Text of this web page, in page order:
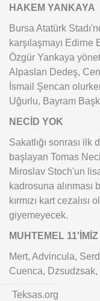
iOS
HAKEM YANKAYA
Bursa Atatürk
karşılaşmayı
Özgür Yankaya
Alpaslan Dedeş,
İsmail Şencan
Uğurlu, Bayram
NECİD YOK
Sakatlığı sonrası ilk
başlayan Tomas
Miroslav Stoch'un
kadrosuna alınması
kırmızı kart
giyemeyecek.
MUHTEMEL 11'İMİZ
Mert, Advincula,
Cuenca,
Teksas.org